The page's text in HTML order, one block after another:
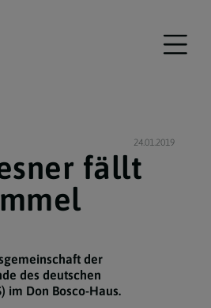
24.01.2019
fällt
der
des deutschen
im Don Bosco-Haus.